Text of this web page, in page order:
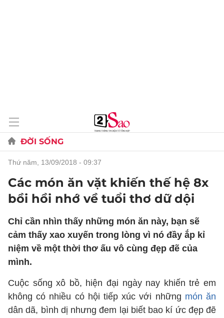
ĐỜI SỐNG
thứ năm, 13/09/2018 - 09:37
Các món ăn vặt khiến thế hệ 8x
bồi hồi nhớ về tuổi thơ dữ dội
Chỉ cần nhìn thấy những món ăn này, bạn sẽ
cảm thấy xao xuyến trong lòng vì nó đầy ắp kỉ
niệm về một thời thơ ấu vô cùng đẹp đẽ của
mình.
Cuộc sống xô bồ, hiện đại ngày nay khiến trẻ em
không có nhiều có hội tiếp xúc với những món ăn
dân dã, bình dị nhưng đem lại biết bao kí ức đẹp đẽ